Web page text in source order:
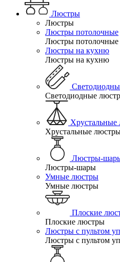
Люстры
Люстры
Люстры потолочные
Люстры потолочные
Люстры на кухню
Люстры на кухню
Светодиодные
Хрустальные
Люстры-
Люстры-шары
Умные люстры
Умные люстры
Плоские
Плоские люстры
Люстры с пультом
Люстры с пультом